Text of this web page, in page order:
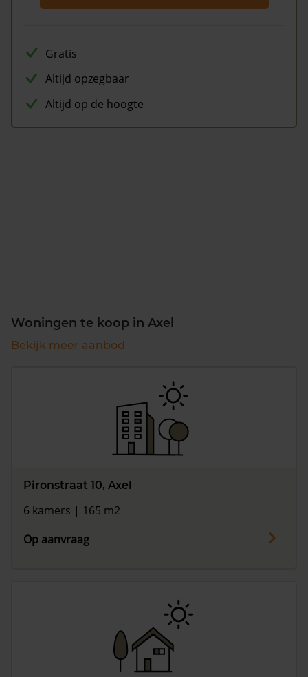
Gratis
Altijd opzegbaar
Altijd op de hoogte
Woningen te koop in Axel
Bekijk meer aanbod
Pironstraat 10, Axel
6 kamers | 165 m2
Op aanvraag